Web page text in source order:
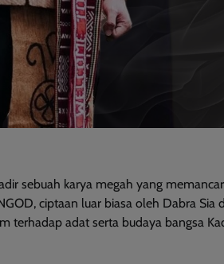
sebuah karya megah yang
ciptaan luar biasa oleh Dabra Sia
terhadap adat serta budaya bangsa